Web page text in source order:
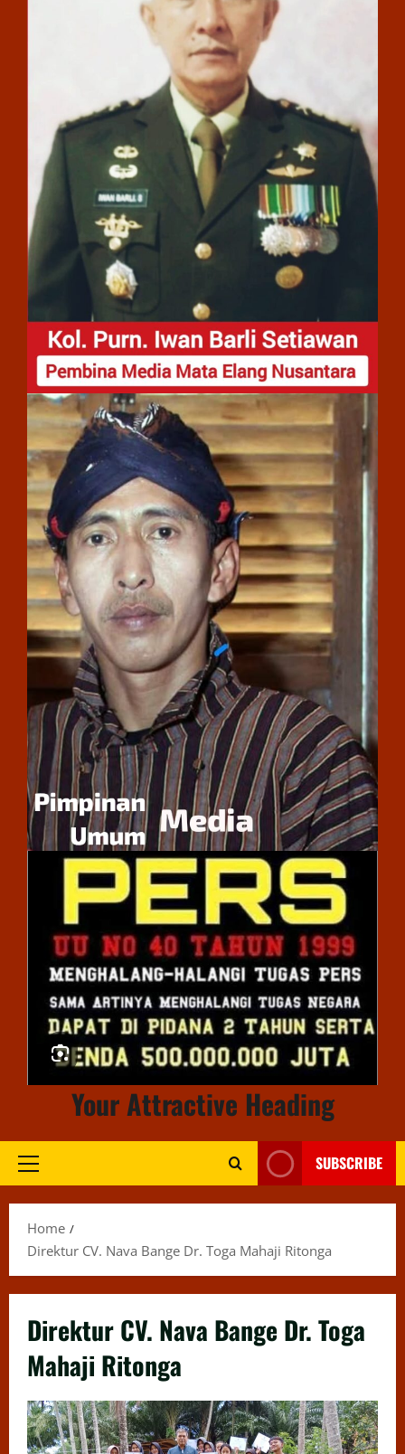
Your Attractive Heading
Primary
SUBSCRIBE
Home
Direktur CV. Nava Bange Dr. Toga Mahaji Ritonga
Direktur CV. Nava Bange Dr. Toga
Mahaji Ritonga